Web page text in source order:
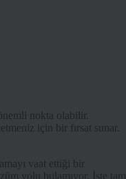
nokta olabilir.
için bir fırsat sunar.
vaat ettiği bir
yolu bulamıyor. İşte tam